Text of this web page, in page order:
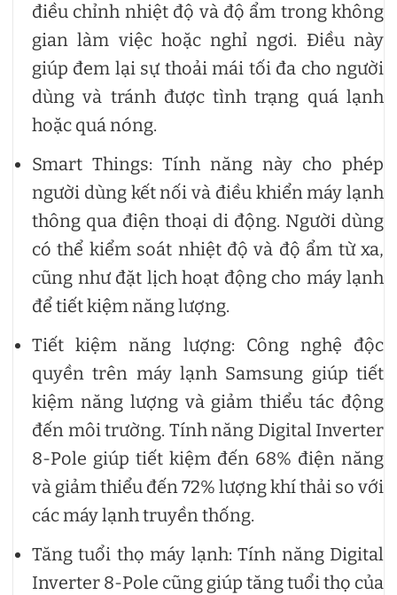
điều chỉnh nhiệt độ và độ ẩm trong không
gian làm việc hoặc nghỉ ngơi. Điều này
giúp đem lại sự thoải mái tối đa cho người
dùng và tránh được tình trạng quá lạnh
hoặc quá nóng.
Smart Things: Tính năng này cho phép
người dùng kết nối và điều khiển máy lạnh
thông qua điện thoại di động. Người dùng
có thể kiểm soát nhiệt độ và độ ẩm từ xa,
cũng như đặt lịch hoạt động cho máy lạnh
để tiết kiệm năng lượng.
Tiết kiệm năng lượng: Công nghệ độc
quyền trên máy lạnh Samsung giúp tiết
kiệm năng lượng và giảm thiểu tác động
đến môi trường. Tính năng Digital Inverter
8-Pole giúp tiết kiệm đến 68% điện năng
và giảm thiểu đến 72% lượng khí thải so với
các máy lạnh truyền thống.
Tăng tuổi thọ máy lạnh: Tính năng Digital
Inverter 8-Pole cũng giúp tăng tuổi thọ của